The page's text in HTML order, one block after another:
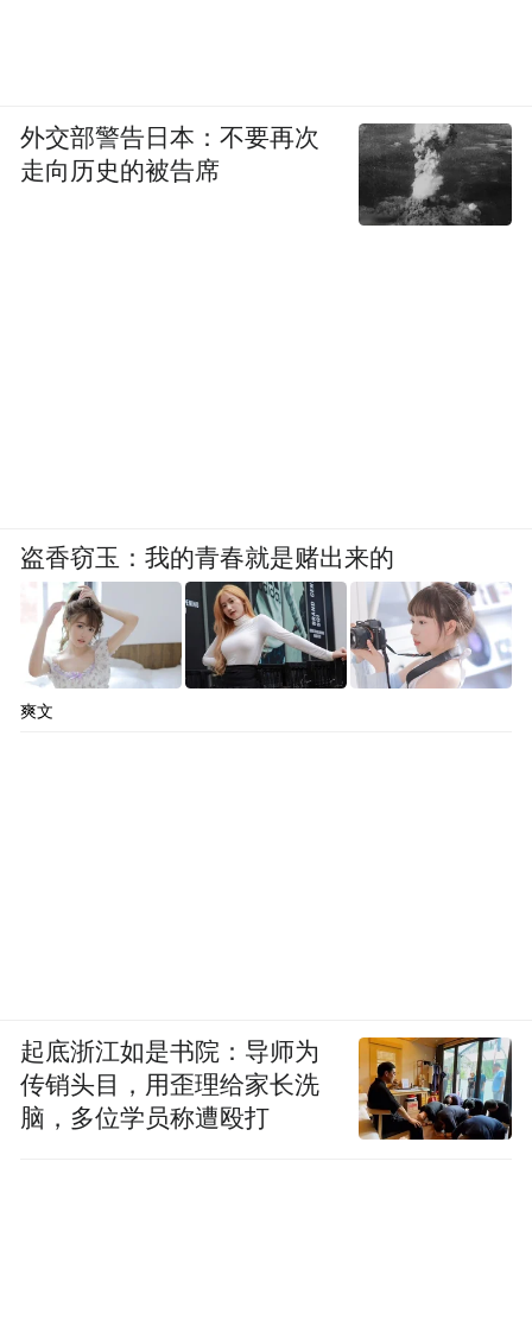
外交部警告日本：不要再次
走向历史的被告席
盗香窃玉：我的青春就是赌出来的
爽文
起底浙江如是书院：导师为
传销头目，用歪理给家长洗
脑，多位学员称遭殴打